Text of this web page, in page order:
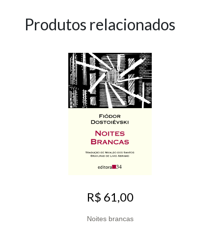
Produtos relacionados
R$ 61,00
Noites brancas